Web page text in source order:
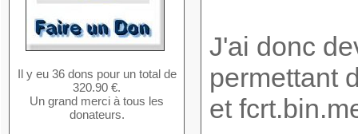
Il y eu 36 dons pour un total de
320.90 €.
Un grand merci à tous les
donateurs.
J'ai donc
permettant
et